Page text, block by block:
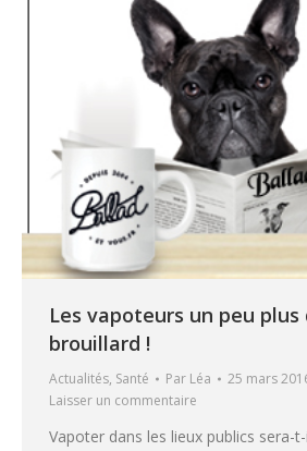
Les vapoteurs un peu plus
brouillard !
Actualités, Santé Par Léa
25 mars
Laisser un commentaire
Vapoter dans les lieux publics sera-